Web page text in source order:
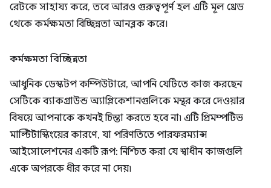
রেটকে সাহায্য করে, তবে আরও গুরুত্বপূর্ণ হল এটি মূল থ্রেড
থেকে কর্মক্ষমতা বিচ্ছিন্নতা আনব্লক করে।
কর্মক্ষমতা বিচ্ছিন্নতা
আধুনিক ডেস্কটপ কম্পিউটারে, আপনি যেটিতে কাজ করছেন
সেটিকে ব্যাকগ্রাউন্ড অ্যাপ্লিকেশানগুলিকে মন্থর করে দেওয়ার
বিষয়ে আপনাকে কখনই চিন্তা করতে হবে না৷ এটি প্রিমম্পটিভ
মাল্টিটাস্কিংয়ের কারণে, যা পরিণতিতে পারফরম্যান্স
আইসোলেশনের একটি রূপ: নিশ্চিত করা যে স্বাধীন কাজগুলি
একে অপরকে ধীর করে না দেয়৷